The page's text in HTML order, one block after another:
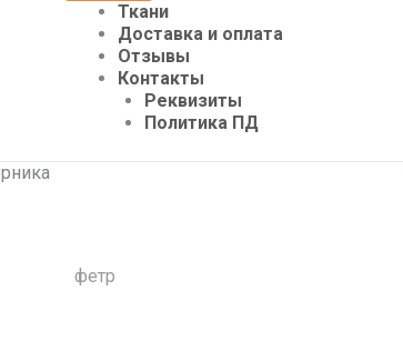
Ткани
Доставка и оплата
Отзывы
Контакты
Реквизиты
Политика ПД
фетр